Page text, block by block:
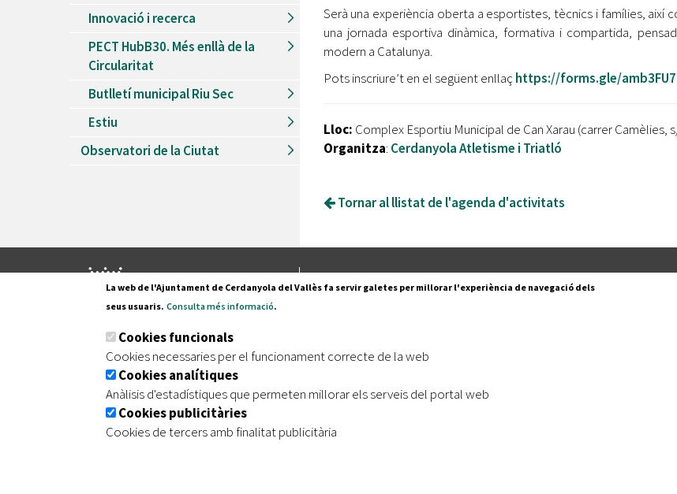
Decorem! Conte 'La truita de nabius'
Innovació i recerca
PECT HubB30. Més enllà de la
Circularitat
Butlletí municipal Riu Sec
Estiu
Observatori de la Ciutat
Serà una experiència oberta a esportistes, tècnics i famílies, així
una jornada esportiva dinàmica, formativa i compartida,
modern a Catalunya.
Pots inscriure’t en el següent enllaçhttps://forms.gle/
Lloc: Complex Esportiu Municipal de Can Xarau (carrer Camèlies,
Organitza: Cerdanyola Atletisme i Triatló
Tornar al llistat de l'agenda d'activitats
Pl. Francesc Layret, s/n
Segueix-nos a:
| Avís legal | Protecció de dades
La web de l'Ajuntament de Cerdanyola del Vallès fa servir galetes per millorar l'experiència de navegació dels
seus usuaris. Consulta més informació.
Cookies funcionals
Cookies necessaries per el funcionament correcte de la web
Cookies analítiques
Anàlisis d'estadístiques que permeten millorar els serveis del portal web
Cookies publicitàries
Cookies de tercers amb finalitat publicitària